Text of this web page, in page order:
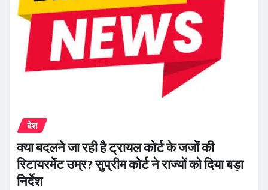
देश
क्या बदलने जा रही है ट्रायल कोर्ट के जजों की
रिटायरमेंट उम्र? सुप्रीम कोर्ट ने राज्यों को दिया बड़ा
निर्देश